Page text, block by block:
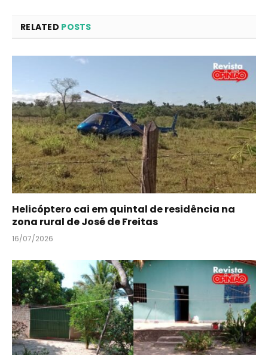
RELATED POSTS
Helicóptero cai em quintal de residência na
zona rural de José de Freitas
16/07/2026